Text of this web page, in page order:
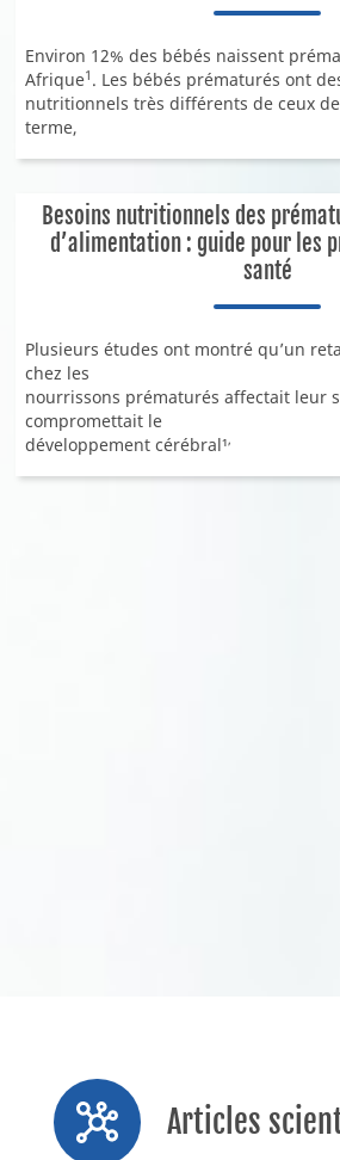
Articles
Environ 12% des bébés naissent
Afrique1 . Les bébés prématurés ont
nutritionnels très différents de ceux
terme,
Besoins nutritionnels des
d’alimentation : guide pour les
santé
Plusieurs études ont montré qu’un
chez les
nourrissons prématurés affectait leur
compromettait le
développement cérébral¹,